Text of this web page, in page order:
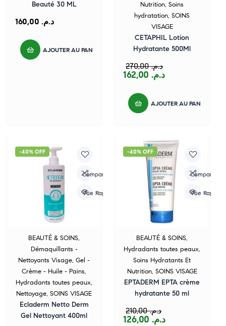
Beauté 30 ML
د.م.
AJOUTER AU PANIER
Nutrition, Soins
hydratation, SOINS
VISAGE
CETAPHIL Lotion
Hydratante 500Ml
د.م.270,00
د.م.
AJOUTER AU PANIER
-40% OFF
Compare
Vue Rapide
BEAUTÉ & SOINS,
Démaquillants -
Nettoyants Visage, Gel -
Crème - Huile - Pains,
Hydradants toutes peaux,
Nettoyage, SOINS VISAGE
Ecladerm Netto Derm
Gel Nettoyant 400ml
-40% OFF
Compare
Vue Rapide
BEAUTÉ & SOINS,
Hydradants toutes peaux,
Soins Hydratants Et
Nutrition, SOINS VISAGE
EPTADERM EPTA crème
hydratante 50 ml
د.م.210,00
د.م.